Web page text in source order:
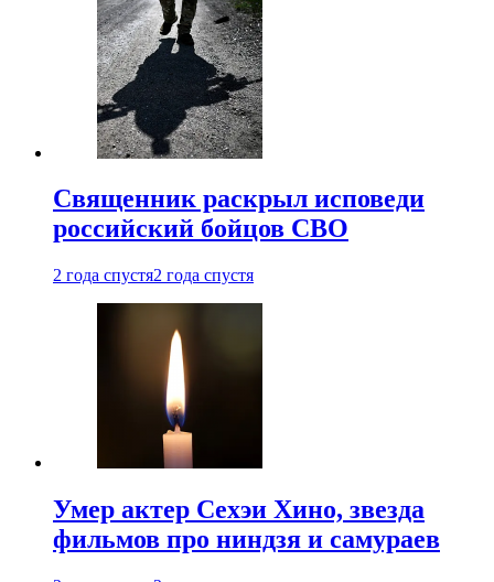
Священник раскрыл исповеди
российский бойцов СВО
2 года спустя2 года спустя
Умер актер Сехэи Хино, звезда
фильмов про ниндзя и самураев